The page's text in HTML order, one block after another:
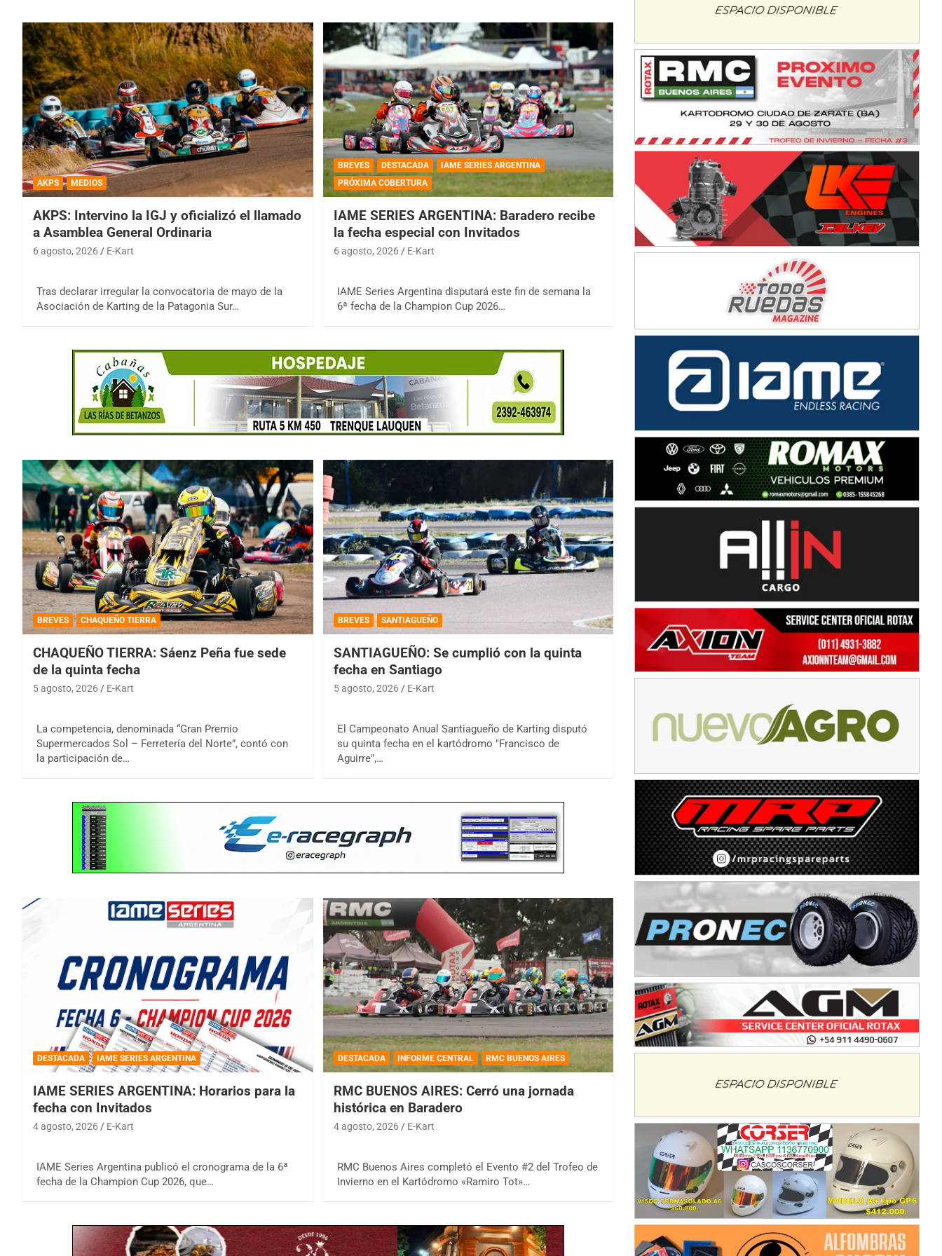
AKPS MEDIOS
AKPS: Intervino la IGJ y oficializó el llamado
a Asamblea General Ordinaria
6 agosto, 2026 E-Kart
Tras declarar irregular la convocatoria de mayo de la
Asociación de Karting de la Patagonia Sur…
BREVES DESTACADA
IAME SERIES ARGENTINA
PRÓXIMA COBERTURA
IAME SERIES ARGENTINA: Baradero recibe
la fecha especial con Invitados
6 agosto, 2026 E-Kart
IAME Series Argentina disputará este fin de semana la
6ª fecha de la Champion Cup 2026…
BREVES CHAQUEÑO TIERRA
CHAQUEÑO TIERRA: Sáenz Peña fue sede
de la quinta fecha
5 agosto, 2026 E-Kart
La competencia, denominada “Gran Premio
Supermercados Sol – Ferretería del Norte”, contó con
la participación de…
BREVES SANTIAGUEÑO
SANTIAGUEÑO: Se cumplió con la quinta
fecha en Santiago
5 agosto, 2026 E-Kart
El Campeonato Anual Santiagueño de Karting disputó
su quinta fecha en el kartódromo "Francisco de
Aguirre",…
DESTACADA IAME SERIES ARGENTINA
IAME SERIES ARGENTINA: Horarios para la
fecha con Invitados
4 agosto, 2026 E-Kart
IAME Series Argentina publicó el cronograma de la 6ª
fecha de la Champion Cup 2026, que…
DESTACADA INFORME CENTRAL RMC BUENOS AIRES
RMC BUENOS AIRES: Cerró una jornada
histórica en Baradero
4 agosto, 2026 E-Kart
RMC Buenos Aires completó el Evento #2 del Trofeo de
Invierno en el Kartódromo «Ramiro Tot»…
ENTRERRIANO - F6 (POSTERGADA)
Parque de la Velocidad (Asfalto)
El Cerro (Tierra)
Victoria (Entre Ríos)
PATAGONICO - F6
Moto Club Reginense (Tierra)
Gral. E. Godoy (Río Negro)
CSK - F7
Juventud Unida (Tierra)
NORESTE SANTAFESINO - F6
Ciudad de Avellaneda (Asfalto)
José Samuel Sánchez (Tierra)
Rufino (Santa Fe)
TUCUMANO - F5
Juan Navarro (Asfalto)